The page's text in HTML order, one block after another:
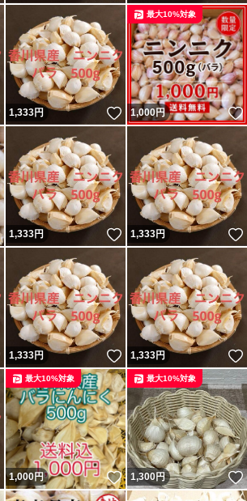
いいね！
1,333円 いいね！
1,000円
最大10%対象
いいね！
1,333円 いいね！
1,333円
いいね！
1,333円 いいね！
1,333円
いいね！
1,000円 いいね！
最大10%対象
1,300円
最大10%対象